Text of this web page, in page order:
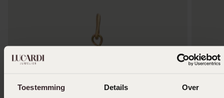
Toestemming Details Over